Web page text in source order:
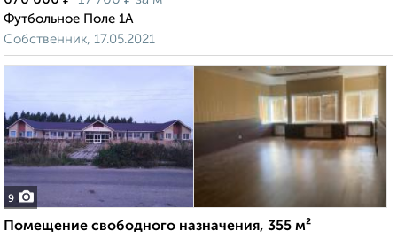
Футбольное Поле 1А
Собственник, 17.05.2021
9
Помещение свободного назначения, 355 м²